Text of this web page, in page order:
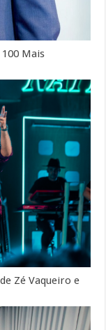
Mais
Zé Vaqueiro e